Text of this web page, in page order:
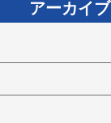
アーカイブ